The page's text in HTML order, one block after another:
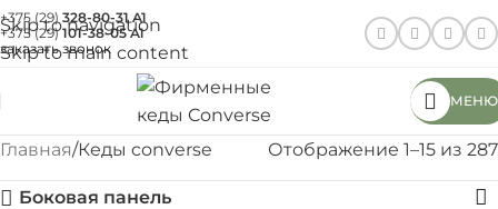
Skip to navigation
Skip to main content
+375 (29) 328-80-31A1
+375 (29)101-38-05A1
заказать звонок
МЕНЮ
Главная Кеды converse Отображение 1–15 из 287
Боковая панель